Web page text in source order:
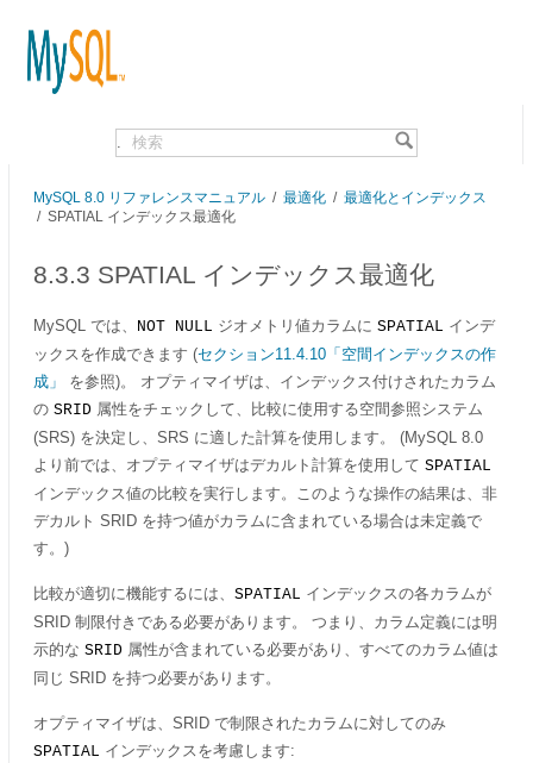
MySQL 8.0 リファレンスマニュアル / 最適化 / 最適化とインデックス
/ SPATIAL インデックス最適化
8.3.3 SPATIAL インデックス最適化
MySQL では、 NOT NULL ジオメトリ値カラムに SPATIAL インデ
ックスを作成できます (セクション11.4.10「空間インデックスの作
成」
を参照)。 オプティマイザは、インデックス付けされたカラム
の SRID 属性をチェックして、比較に使用する空間参照システム
(SRS) を決定し、SRS に適した計算を使用します。 (MySQL 8.0
より前では、オプティマイザはデカルト計算を使用して SPATIAL
インデックス値の比較を実行します。このような操作の結果は、非
デカルト SRID を持つ値がカラムに含まれている場合は未定義で
す。)
比較が適切に機能するには、 SPATIAL インデックスの各カラムが
SRID 制限付きである必要があります。 つまり、カラム定義には明
示的な SRID 属性が含まれている必要があり、すべてのカラム値は
同じ SRID を持つ必要があります。
オプティマイザは、SRID で制限されたカラムに対してのみ
SPATIAL インデックスを考慮します: